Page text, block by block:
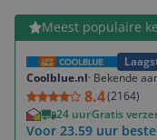
Meest populaire
Coolblue.nl· Bekende
8.4(2164)
24 uurGratis
Voor 23.59 uur
Bekijk product